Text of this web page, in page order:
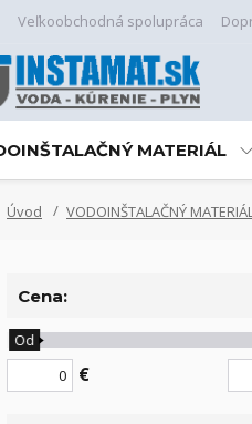
Veľkoobchodná spolupráca
MATERIÁL
Úvod VODOINŠTALAČNÝ
Cena:
€
Od